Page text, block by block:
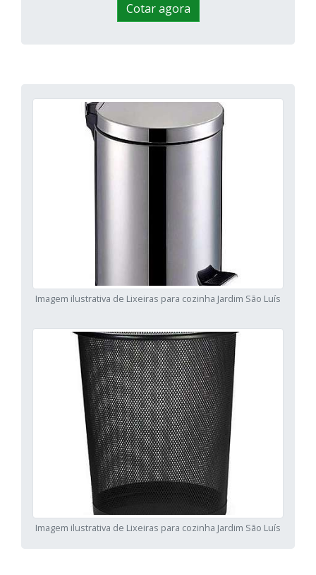
Cotar agora
Imagem ilustrativa de Lixeiras para cozinha Jardim São Luís
Imagem ilustrativa de Lixeiras para cozinha Jardim São Luís